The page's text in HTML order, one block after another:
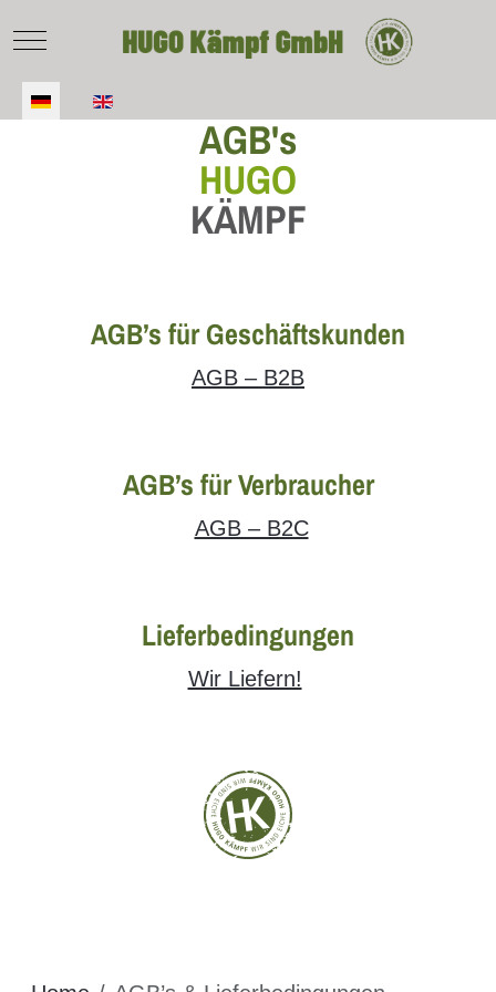
Mobile Menu Toggle
Sprache auswählen
AGB's
HUGO
KÄMPF
AGB’s für Geschäftskunden
AGB – B2B
AGB’s für Verbraucher
AGB – B2C
Lieferbedingungen
Wir Liefern!